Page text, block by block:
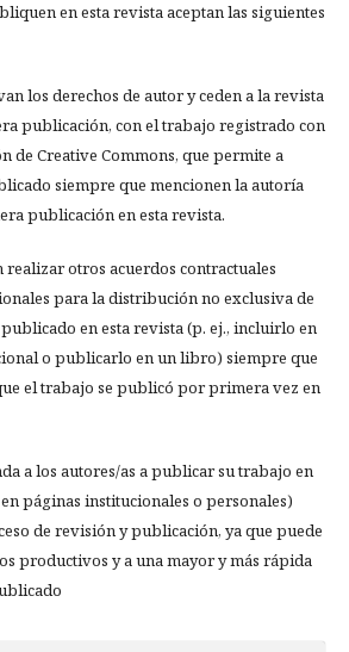
en esta revista aceptan las siguientes
los derechos de autor y ceden a la revista
publicación, con el trabajo registrado con
de Creative Commons, que permite a
siempre que mencionen la autoría
publicación en esta revista.
realizar otros acuerdos contractuales
para la distribución no exclusiva de
en esta revista (p. ej., incluirlo en
o publicarlo en un libro) siempre que
el trabajo se publicó por primera vez en
a los autores/as a publicar su trabajo en
páginas institucionales o personales)
de revisión y publicación, ya que puede
productivos y a una mayor y más rápida